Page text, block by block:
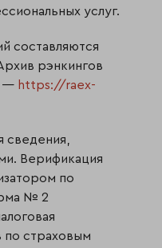
услуг.
составляются
рэнкингов
— https://raex-
сведения,
Верификация
по
№ 2
по страховым